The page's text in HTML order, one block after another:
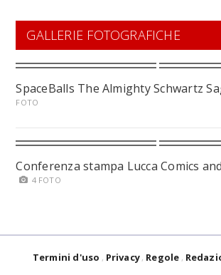
GALLERIE FOTOGRAFICHE
SpaceBalls The Almighty Schwartz
FOTO
Conferenza stampa Lucca Comics
4 FOTO
Termini d'uso Privacy Regole